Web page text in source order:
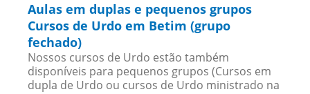
Aulas em duplas e pequenos grupos
Cursos de Urdo em Betim (grupo
fechado)
Nossos cursos de Urdo estão também
disponíveis para pequenos grupos (Cursos em
dupla de Urdo ou cursos de Urdo ministrado na